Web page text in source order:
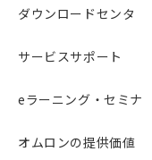
ダウンロードセンタ
サービスサポート
eラーニング・セミナ
オムロンの提供価値